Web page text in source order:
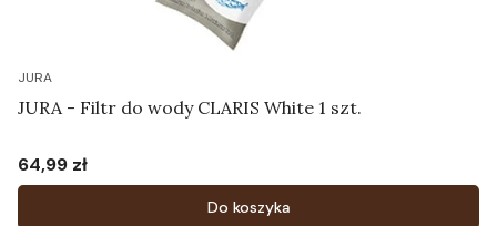
JURA
JURA - Filtr do wody CLARIS White 1 szt.
Cena
64,99 zł
Do koszyka